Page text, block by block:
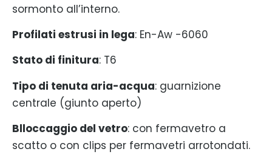
sormonto all’interno.
Profilati estrusi in lega: En-Aw -6060
Stato di finitura: T6
Tipo di tenuta aria-acqua: guarnizione
centrale (giunto aperto)
Blloccaggio del vetro: con fermavetro a
scatto o con clips per fermavetri arrotondati.